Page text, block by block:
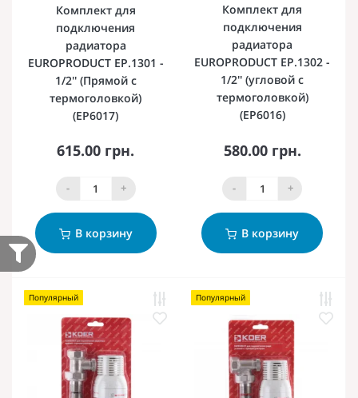
Комплект для
подключения
радиатора
EUROPRODUCT EP.1301 -
1/2'' (Прямой с
термоголовкой)
(EP6017)
615.00 грн.
- +
В корзину
Комплект для
подключения
радиатора
EUROPRODUCT EP.1302 -
1/2'' (угловой с
термоголовкой)
(EP6016)
580.00 грн.
- +
В корзину
Популярный Популярный